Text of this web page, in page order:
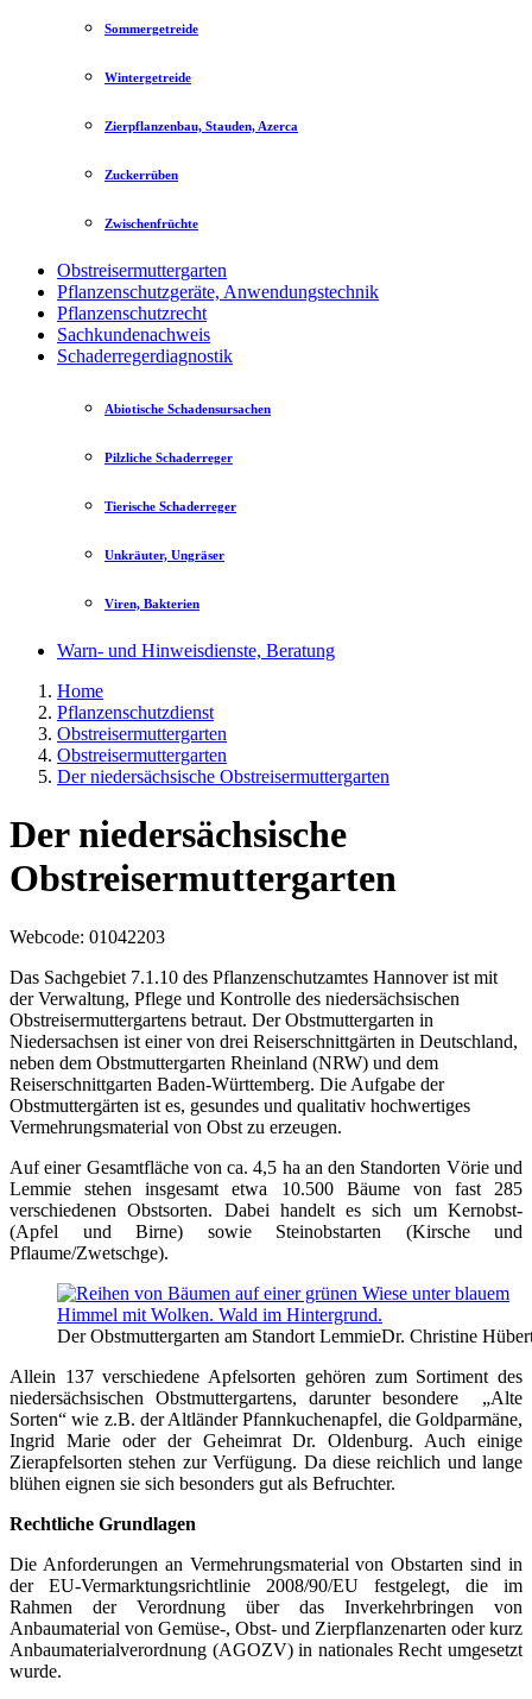
Sommergetreide
Wintergetreide
Zierpflanzenbau, Stauden, Azerca
Zuckerrüben
Zwischenfrüchte
Obstreisermuttergarten
Pflanzenschutzgeräte, Anwendungstechnik
Pflanzenschutzrecht
Sachkundenachweis
Schaderregerdiagnostik
Abiotische Schadensursachen
Pilzliche Schaderreger
Tierische Schaderreger
Unkräuter, Ungräser
Viren, Bakterien
Warn- und Hinweisdienste, Beratung
Home
Pflanzenschutzdienst
Obstreisermuttergarten
Obstreisermuttergarten
Der niedersächsische Obstreisermuttergarten
Der niedersächsische
Obstreisermuttergarten
Webcode: 01042203
Das Sachgebiet 7.1.10 des Pflanzenschutzamtes Hannover ist mit
der Verwaltung, Pflege und Kontrolle des niedersächsischen
Obstreisermuttergartens betraut. Der Obstmuttergarten in
Niedersachsen ist einer von drei Reiserschnittgärten in Deutschland,
neben dem Obstmuttergarten Rheinland (NRW) und dem
Reiserschnittgarten Baden-Württemberg. Die Aufgabe der
Obstmuttergärten ist es, gesundes und qualitativ hochwertiges
Vermehrungsmaterial von Obst zu erzeugen.
Auf einer Gesamtfläche von ca. 4,5 ha an den Standorten Vörie und
Lemmie stehen insgesamt etwa 10.500 Bäume von fast 285
verschiedenen Obstsorten. Dabei handelt es sich um Kernobst-
(Apfel und Birne) sowie Steinobstarten (Kirsche und
Pflaume/Zwetschge).
Der Obstmuttergarten am Standort LemmieDr. Christine
Allein 137 verschiedene Apfelsorten gehören zum Sortiment des
niedersächsischen Obstmuttergartens, darunter besondere „Alte
Sorten“ wie z.B. der Altländer Pfannkuchenapfel, die Goldparmäne,
Ingrid Marie oder der Geheimrat Dr. Oldenburg. Auch einige
Zierapfelsorten stehen zur Verfügung. Da diese reichlich und lange
blühen eignen sie sich besonders gut als Befruchter.
Rechtliche Grundlagen
Die Anforderungen an Vermehrungsmaterial von Obstarten sind in
der EU-Vermarktungsrichtlinie 2008/90/EU festgelegt, die im
Rahmen der Verordnung über das Inverkehrbringen von
Anbaumaterial von Gemüse-, Obst- und Zierpflanzenarten oder kurz
Anbaumaterialverordnung (AGOZV) in nationales Recht umgesetzt
wurde.